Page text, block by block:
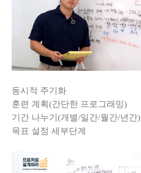
동시적 주기화
훈련 계획(간단한 프로그래밍)
기간 나누기(개별/일간/월간/년간)
목표 설정 세부단계